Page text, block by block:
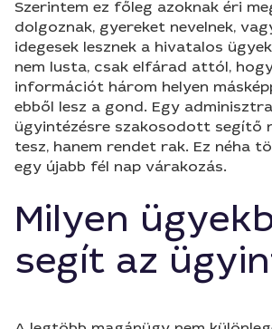
Szerintem ez főleg azoknak éri
dolgoznak, gyereket nevelnek,
idegesek lesznek a hivatalos
nem lusta, csak elfárad attól,
információt három helyen
ebből lesz a gond. Egy
ügyintézésre szakosodott segítő
tesz, hanem rendet rak. Ez néha
egy újabb fél nap várakozás.
Milyen
segít az